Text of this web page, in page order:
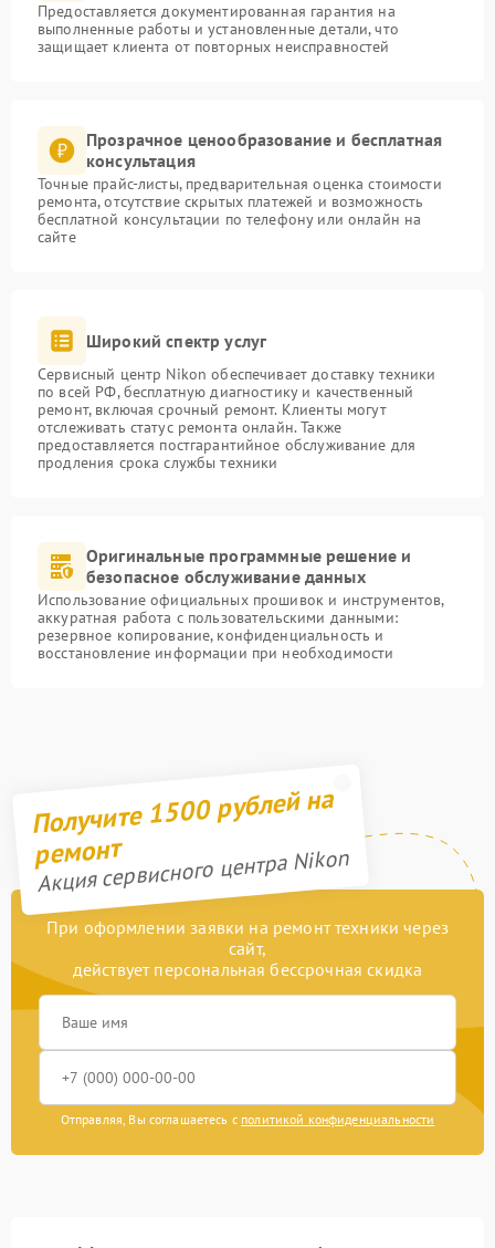
Предоставляется документированная гарантия на
выполненные работы и установленные детали, что
защищает клиента от повторных неисправностей
Прозрачное ценообразование и бесплатная
консультация
Точные прайс-листы, предварительная оценка стоимости
ремонта, отсутствие скрытых платежей и возможность
бесплатной консультации по телефону или онлайн на
сайте
Широкий спектр услуг
Сервисный центр Nikon обеспечивает доставку техники
по всей РФ, бесплатную диагностику и качественный
ремонт, включая срочный ремонт. Клиенты могут
отслеживать статус ремонта онлайн. Также
предоставляется постгарантийное обслуживание для
продления срока службы техники
Оригинальные программные решение и
безопасное обслуживание данных
Использование официальных прошивок и инструментов,
аккуратная работа с пользовательскими данными:
резервное копирование, конфиденциальность и
восстановление информации при необходимости
Получите 1500 рублей на
ремонт
Акция сервисного центра Nikon
При оформлении заявки на ремонт техники через
сайт,
действует персональная бессрочная скидка
Отправляя, Вы соглашаетесь с политикой конфиденциальности